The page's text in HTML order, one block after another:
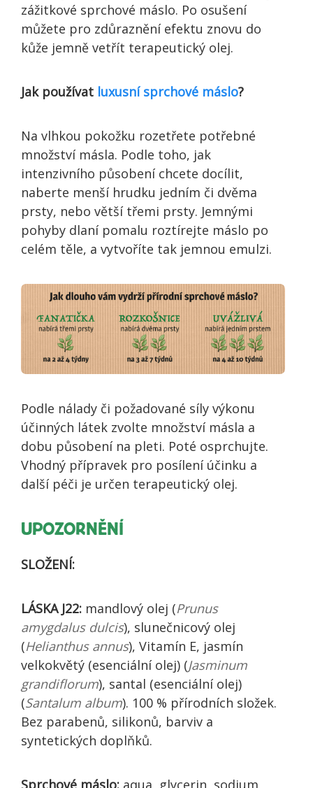
zážitkové sprchové máslo. Po osušení
můžete pro zdůraznění efektu znovu do
kůže jemně vetřít terapeutický olej.
Jak používat luxusní sprchové máslo?
Na vlhkou pokožku rozetřete potřebné
množství másla. Podle toho, jak
intenzivního působení chcete docílit,
naberte menší hrudku jedním či dvěma
prsty, nebo větší třemi prsty. Jemnými
pohyby dlaní pomalu roztírejte máslo po
celém těle, a vytvoříte tak jemnou emulzi.
Podle nálady či požadované síly výkonu
účinných látek zvolte množství másla a
dobu působení na pleti. Poté osprchujte.
Vhodný přípravek pro posílení účinku a
další péči je určen terapeutický olej.
UPOZORNĚNÍ
SLOŽENÍ:
LÁSKA J22: mandlový olej (Prunus
amygdalus dulcis), slunečnicový olej
(Helianthus annus), Vitamín E, jasmín
velkokvětý (esenciální olej) (Jasminum
grandiflorum), santal (esenciální olej)
(Santalum album). 100 % přírodních složek.
Bez parabenů, silikonů, barviv a
syntetických doplňků.
Sprchové máslo: aqua, glycerin, sodium